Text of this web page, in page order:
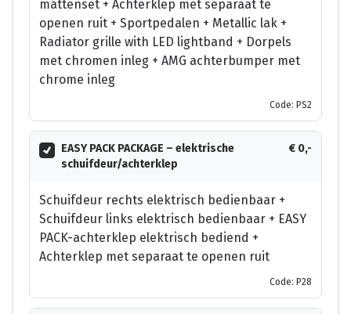
mattenset + Achterklep met separaat te
openen ruit + Sportpedalen + Metallic lak +
Radiator grille with LED lightband + Dorpels
met chromen inleg + AMG achterbumper met
chrome inleg
Code: PS2
EASY PACK PACKAGE – elektrische
schuifdeur/achterklep
€ 0,-
Schuifdeur rechts elektrisch bedienbaar +
Schuifdeur links elektrisch bedienbaar + EASY
PACK-achterklep elektrisch bediend +
Achterklep met separaat te openen ruit
Code: P28